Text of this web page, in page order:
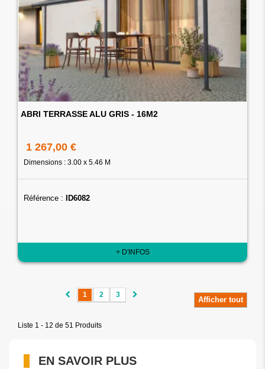
ABRI TERRASSE ALU GRIS - 16M2
1 267,00 €
Dimensions : 3.00 x 5.46 M
Référence : ID6082
+ D'INFOS
Afficher tout
1 2 3
Liste 1 - 12 de 51 Produits
EN SAVOIR PLUS